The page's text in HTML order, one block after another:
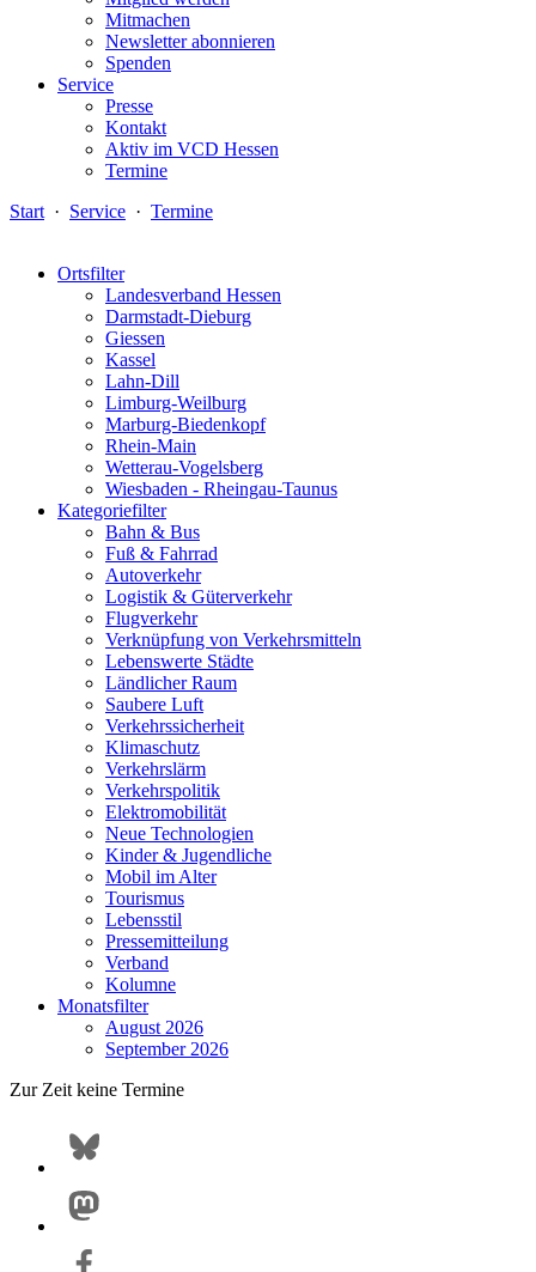
Mitmachen
Newsletter abonnieren
Spenden
Service
Presse
Kontakt
Aktiv im VCD Hessen
Termine
Start · Service · Termine
Ortsfilter
Landesverband Hessen
Darmstadt-Dieburg
Giessen
Kassel
Lahn-Dill
Limburg-Weilburg
Marburg-Biedenkopf
Rhein-Main
Wetterau-Vogelsberg
Wiesbaden - Rheingau-Taunus
Kategoriefilter
Bahn & Bus
Fuß & Fahrrad
Autoverkehr
Logistik & Güterverkehr
Flugverkehr
Verknüpfung von Verkehrsmitteln
Lebenswerte Städte
Ländlicher Raum
Saubere Luft
Verkehrssicherheit
Klimaschutz
Verkehrslärm
Verkehrspolitik
Elektromobilität
Neue Technologien
Kinder & Jugendliche
Mobil im Alter
Tourismus
Lebensstil
Pressemitteilung
Verband
Kolumne
Monatsfilter
August 2026
September 2026
Zur Zeit keine Termine